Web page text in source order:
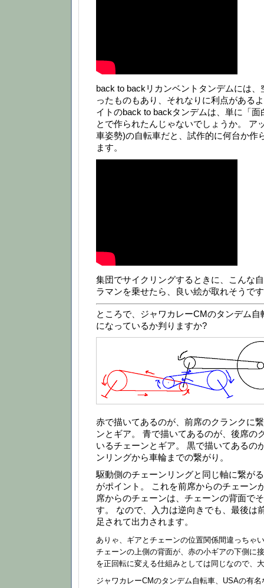
back to backリカンベントタンデムには
ったものもあり、それなりに利点がある
イトのback to backタンデムは、単に「
とで作られたんじゃないでしょうか。 ア
車姿勢)の自転車だと、試作的に何台か作
ます。
集団でサイクリングするときに、こんな
ラマンを乗せたら、良い絵が取れそうで
ところで、ジャワカレーCMのタンデム
になっているか判りますか?
赤で描いてあるのが、前席のクランクに
ンとギア。 青で描いてあるのが、後席の
いるチェーンとギア。 黒で描いてあるの
ンリングから車輪までの繋がり。
駆動側のチェーンリングと同じ軸に繋が
がポイント。 これを前席からのチェーン
席からのチェーンは、チェーンの背面で
す。 なので、入力は逆向きでも、最後は
足されて出力されます。
ありゃ、ギアとチェーンの位置関係間違っちゃ
チェーンの上側の背面が、赤の小ギアの下側に
を正回転に変える仕組みとしては同じなので、
ジャワカレーCMのタンデム自転車、USAの有